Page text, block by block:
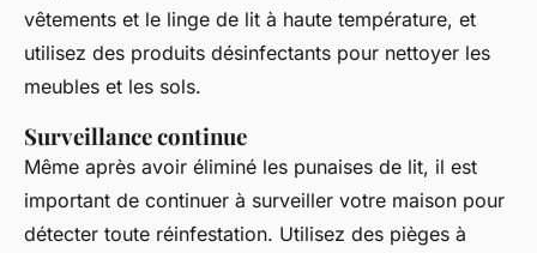
vêtements et le linge de lit à haute température, et
utilisez des produits désinfectants pour nettoyer les
meubles et les sols.
Surveillance continue
Même après avoir éliminé les punaises de lit, il est
important de continuer à surveiller votre maison pour
détecter toute réinfestation. Utilisez des pièges à